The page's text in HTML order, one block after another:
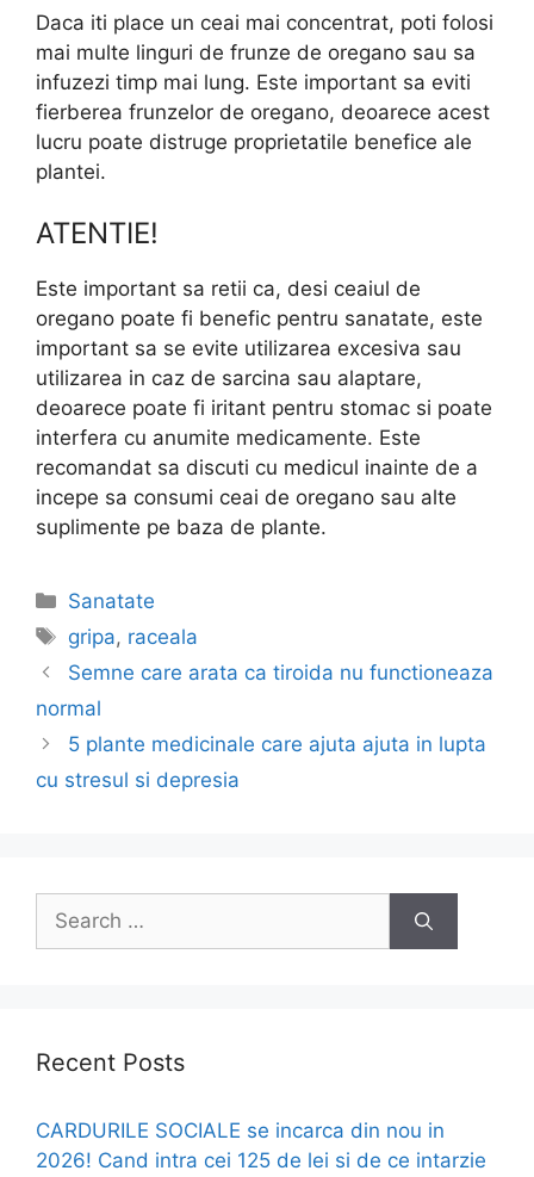
Daca iti place un ceai mai concentrat, poti folosi
mai multe linguri de frunze de oregano sau sa
infuzezi timp mai lung. Este important sa eviti
fierberea frunzelor de oregano, deoarece acest
lucru poate distruge proprietatile benefice ale
plantei.
ATENTIE!
Este important sa retii ca, desi ceaiul de
oregano poate fi benefic pentru sanatate, este
important sa se evite utilizarea excesiva sau
utilizarea in caz de sarcina sau alaptare,
deoarece poate fi iritant pentru stomac si poate
interfera cu anumite medicamente. Este
recomandat sa discuti cu medicul inainte de a
incepe sa consumi ceai de oregano sau alte
suplimente pe baza de plante.
Categories
Sanatate
Tags
gripa, raceala
Post
navigation
Semne care arata ca tiroida nu functioneaza
normal
5 plante medicinale care ajuta ajuta in lupta
cu stresul si depresia
Search
for:
Recent Posts
CARDURILE SOCIALE se incarca din nou in
2026! Cand intra cei 125 de lei si de ce intarzie